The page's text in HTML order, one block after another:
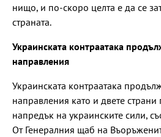
нищо, и по-скоро целта е да се
страната.
Украинската контраатака
направления
Украинската контраатака
направления като и двете страни
напредък на украинските сили,
От Генералния щаб на